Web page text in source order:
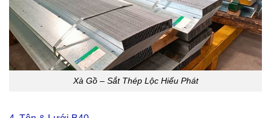
Xà Gồ – Sắt Thép Lộc Hiếu Phát